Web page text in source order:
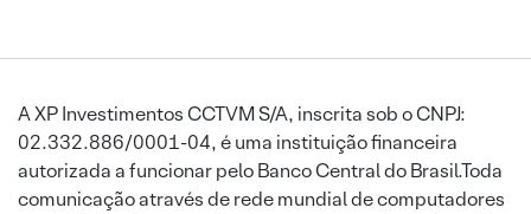
A XP Investimentos CCTVM S/A, inscrita sob o CNPJ:
02.332.886/0001-04, é uma instituição financeira
autorizada a funcionar pelo Banco Central do Brasil.Toda
comunicação através de rede mundial de computadores